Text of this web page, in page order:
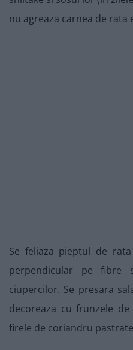
nu agreaza carnea de rata
Se feliaza pieptul de
perpendicular pe fibre
ciupercilor. Se presara
decoreaza cu frunzele
firele de coriandru